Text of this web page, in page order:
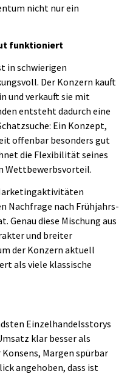
nicht nur ein
funktioniert
in schwierigen
Der Konzern kauft
und verkauft sie mit
entsteht dadurch eine
Ein Konzept,
offenbar besonders gut
die Flexibilität seines
Wettbewerbsvorteil.
Nachfrage nach Frühjahrs-
diese Mischung aus
und breiter
der Konzern aktuell
als viele klassische
Einzelhandelsstorys
klar besser als
Margen spürbar
angehoben, dass ist